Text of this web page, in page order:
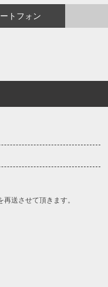
トフォン
送させて頂きます。